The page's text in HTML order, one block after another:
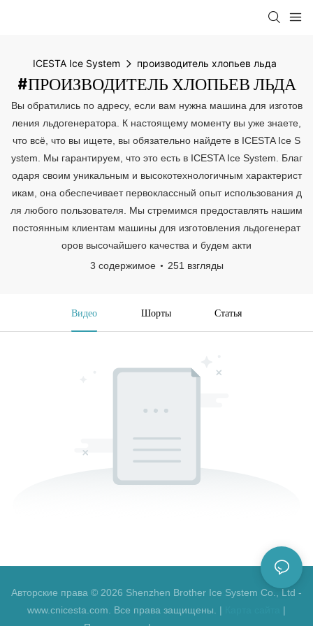
ICESTA Ice System производитель хлопьев льда
#ПРОИЗВОДИТЕЛЬ ХЛОПЬЕВ ЛЬДА
Вы обратились по адресу, если вам нужна машина для изготов
ления льдогенератора. К настоящему моменту вы уже знаете,
что всё, что вы ищете, вы обязательно найдете в ICESTA Ice S
ystem. Мы гарантируем, что это есть в ICESTA Ice System. Благ
одаря своим уникальным и высокотехнологичным характерист
икам, она обеспечивает первоклассный опыт использования д
ля любого пользователя. Мы стремимся предоставлять нашим
постоянным клиентам машины для изготовления льдогенерат
оров высочайшего качества и будем акти
3 содержимое
251 взгляды
Видео Шорты Статья
Авторские права © 2026 Shenzhen Brother Ice System Co., Ltd -
www.cnicesta.com. Все права защищены. |
|